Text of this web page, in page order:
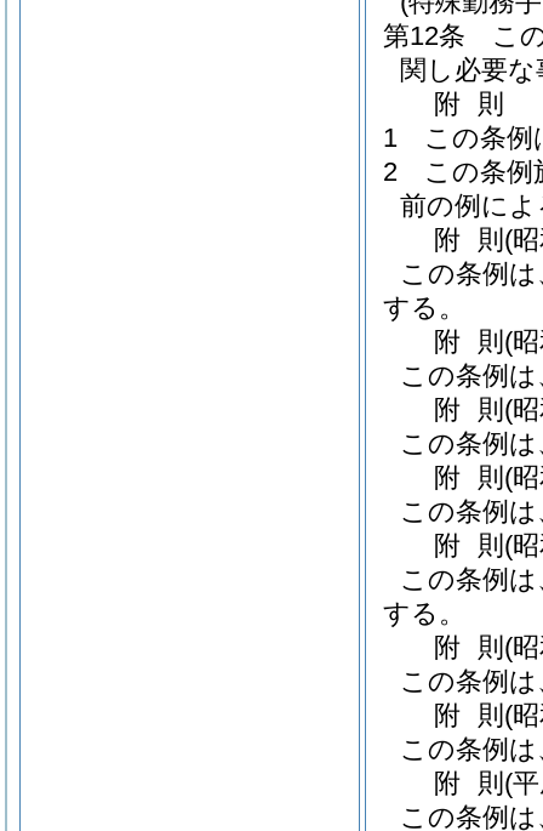
第12条
こ
関し必要
附 則
1
この条例
2
この条例
前の例によ
附 則 (
この条例
する。
附 則 (
この条例
附 則 (
この条例
附 則 (
この条例
附 則 (
この条例
する。
附 則 (
この条例
附 則 (
この条例
附 則 (
この条例